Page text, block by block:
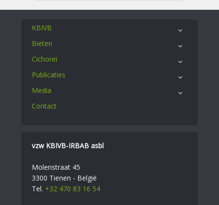
KBIVB
Bieten
Cichorei
Publicaties
Media
Contact
vzw KBIVB-IRBAB asbl
Molenstraat 45
3300 Tienen - België
Tel. +32 470 83 16 54